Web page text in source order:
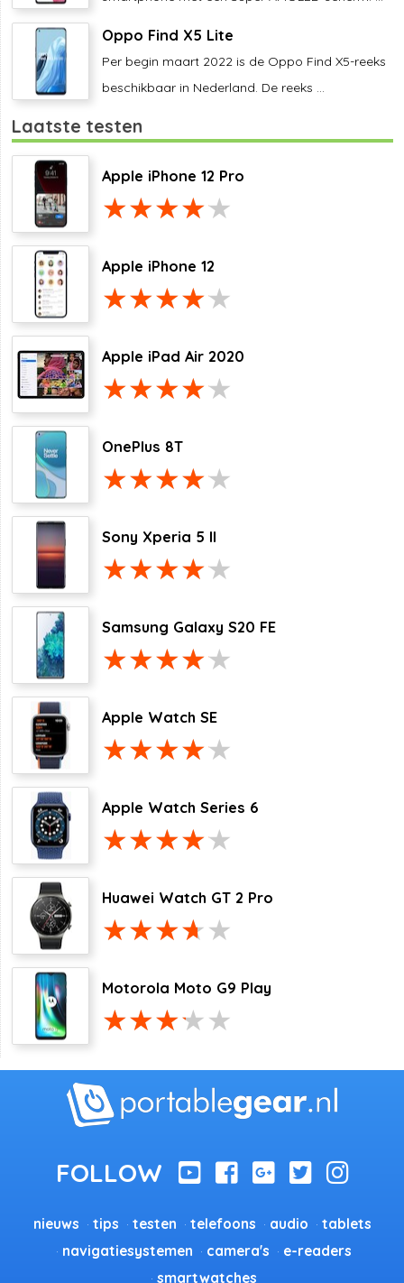
Oppo Find X5 Lite
Per begin maart 2022 is de Oppo Find X5-reeks
beschikbaar in Nederland. De reeks ...
Laatste testen
Apple iPhone 12 Pro
Apple iPhone 12
Apple iPad Air 2020
OnePlus 8T
Sony Xperia 5 II
Samsung Galaxy S20 FE
Apple Watch SE
Apple Watch Series 6
Huawei Watch GT 2 Pro
Motorola Moto G9 Play
nieuws tips testen telefoons audio
tablets
navigatiesystemen
camera's
e-readers
smartwatches